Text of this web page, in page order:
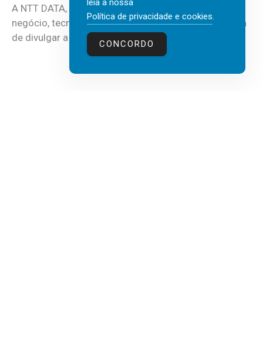
A NTT DATA, consultora global em serviços de
negócio, tecnologia e inteligência artificial (IA), acaba
de divulgar a mais recente...
leia a nossa
Política de privacidade e cookies.
CONCORDO